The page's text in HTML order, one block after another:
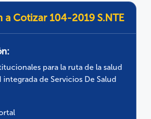
a Cotizar 104-2019 S.NTE
para la ruta de la salud
integrada de Servicios De Salud